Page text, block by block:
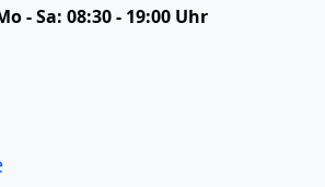
- Sa: 08:30 - 19:00 Uhr